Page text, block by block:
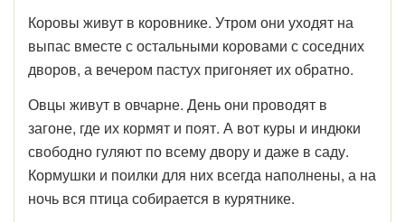
Коровы живут в коровнике. Утром они уходят на
выпас вместе с остальными коровами с соседних
дворов, а вечером пастух пригоняет их обратно.
Овцы живут в овчарне. День они проводят в
загоне, где их кормят и поят. А вот куры и индюки
свободно гуляют по всему двору и даже в саду.
Кормушки и поилки для них всегда наполнены, а на
ночь вся птица собирается в курятнике.